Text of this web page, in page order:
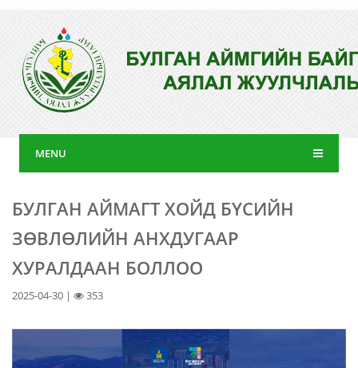
MENU
БУЛГАН АЙМАГТ ХОЙД БҮСИЙН
ЗӨВЛӨЛИЙН АНХДУГААР
ХУРАЛДААН БОЛЛОО
2025-04-30 | 353